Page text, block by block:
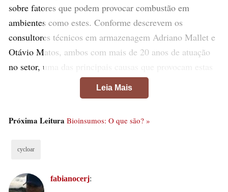
sobre fatores que podem provocar combustão em
ambientes como estes. Conforme descrevem os
consultores técnicos em armazenagem Adriano Mallet e
Otávio Matos, ambos com mais de 20 anos de atuação
no setor, uma das principais causas que provocam estas
explosões é o acúmulo de poeira na atmosfera interna de
uma unidade de armazenagem.
“Este micro pó vem com os grãos depositados e ficam
são instalados dentro das unidades, por alguma razão
provoca uma faísca, o oxigênio que esta dentro do
silo/armazém mais o pó, formam a reação química ideal
Leia Mais
Próxima Leitura Bioinsumos: O que são? »
cycloar
fabianocerj: